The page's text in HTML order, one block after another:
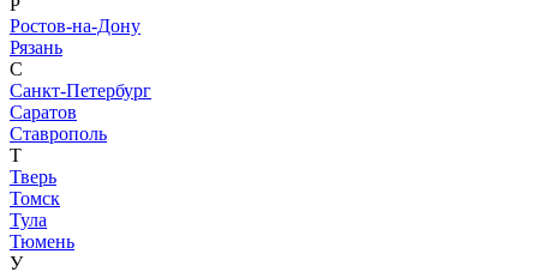
Ростов-на-Дону
Рязань
С
Санкт-Петербург
Саратов
Ставрополь
Т
Тверь
Томск
Тула
Тюмень
У